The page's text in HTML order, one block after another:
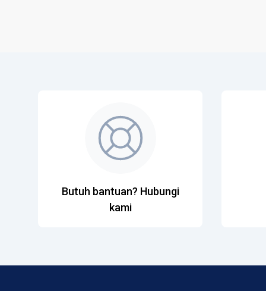
Butuh bantuan? Hubungi
kami